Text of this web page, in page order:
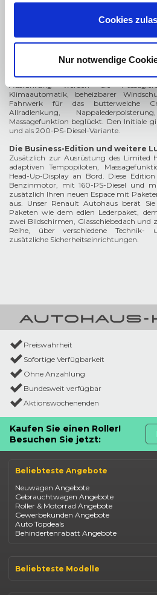
Cookies
Nur notwendige
Notbremsassistenten, den
Limited bekommen Sie mit dem 225 PS
Stundenkilometer Höchstgeschwindigkeit.
Noch mehr Luxus präsentiert der edle
Ausführung werden die
Klimaautomatik, beheizbarer
Fahrwerk für das butterweiche
Allradlenkung,
Massagefunktion beglückt. Den Initiale
und als 200-PS-Diesel-Variante.
Die Business-Edition und weitere
Zusätzlich zur Ausrüstung des Limited
adaptiven Tempopiloten,
Head-Up-Display an Bord. Diese
Benzinmotor, mit 160-PS-Diesel und
zusätzlich Ihren neuen Espace mit
aus. Unser Renault Autohaus berät
Paketen wie dem edlen Lederpaket,
zwei Bildschirmen, Glasschiebedach und
Reihe, über verschiedene Technik-
zusätzliche Sicherheitseinrichtungen.
Preiswahrheit
Sofortige Verfügbarkeit
Ohne Anzahlung
Bundesweit verfügbar
Aktionswochenenden
Kaufen Sie einen Roller!
Besuchen Sie jetzt:
Beliebteste Angebote
Neuwagen Angebote
Gebrauchtwagen Angebote
Roller & Motorrad Angebote
Gewerbekunden Angebote
Auto Topdeals
Behindertenrabatt Angebote
Beliebteste Modelle